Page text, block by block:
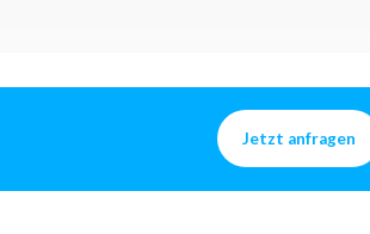
Jetzt anfragen